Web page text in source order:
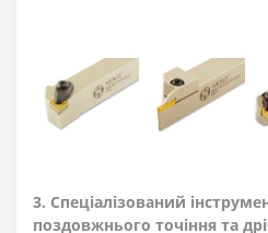
3. Спеціалізований
поздовжнього точіння та